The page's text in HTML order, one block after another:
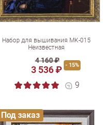
Набор для вышивания МК-015
Неизвестная
4 160 ₽
3 536 ₽ - 15%
9
Под заказ